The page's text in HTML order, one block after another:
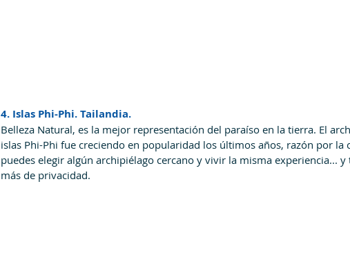
4. Islas Phi-Phi. Tailandia.
Belleza Natural, es la mejor representación del paraíso en la tierra. El
islas Phi-Phi fue creciendo en popularidad los últimos años, razón por la
puedes elegir algún archipiélago cercano y vivir la misma experiencia...
más de privacidad.